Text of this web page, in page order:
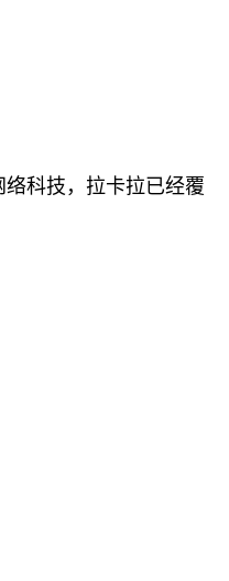
科技，拉卡拉已经覆